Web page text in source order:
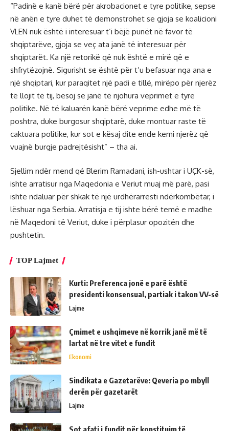
“Padinë e kanë bërë për akrobacionet e tyre politike, sepse
në anën e tyre duhet të demonstrohet se gjoja se koalicioni
VLEN nuk është i interesuar t’i bëjë punët në favor të
shqiptarëve, gjoja se veç ata janë të interesuar për
shqiptarët. Ka një retorikë që nuk është e mirë që e
shfrytëzojnë. Sigurisht se është për t’u befasuar nga ana e
një shqiptari, kur paraqitet një padi e tillë, mirëpo për njerëz
të llojit të tij, besoj se janë të njohura veprimet e tyre
politike. Në të kaluarën kanë bërë veprime edhe më të
poshtra, duke burgosur shqiptarë, duke montuar raste të
caktuara politike, kur sot e kësaj dite ende kemi njerëz që
vuajnë burgje padrejtësisht” – tha ai.
Sjellim ndër mend që Blerim Ramadani, ish-ushtar i UÇK-së,
ishte arratisur nga Maqedonia e Veriut muaj më parë, pasi
ishte ndaluar për shkak të një urdhërarresti ndërkombëtar, i
lëshuar nga Serbia. Arratisja e tij ishte bërë temë e madhe
në Maqedoni të Veriut, duke i përplasur opozitën dhe
pushtetin.
TOP Lajmet
Kurti: Preferenca jonë e parë është
presidenti konsensual, partiak i takon VV-së
Lajme
Çmimet e ushqimeve në korrik janë më të
lartat në tre vitet e fundit
Ekonomi
Sindikata e Gazetarëve: Qeveria po mbyll
derën për gazetarët
Lajme
Sot afati i fundit për konstituim të